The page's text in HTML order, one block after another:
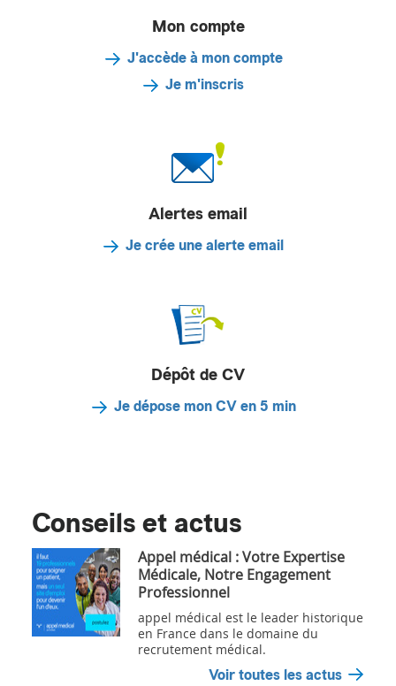
Mon compte
J'accède à mon compte
Je m'inscris
Alertes email
Je crée une alerte email
Dépôt de CV
Je dépose mon CV en 5 min
Conseils et actus
Appel médical : Votre Expertise
Médicale, Notre Engagement
Professionnel
appel médical est le leader historique
en France dans le domaine du
recrutement médical.
Voir toutes les actus